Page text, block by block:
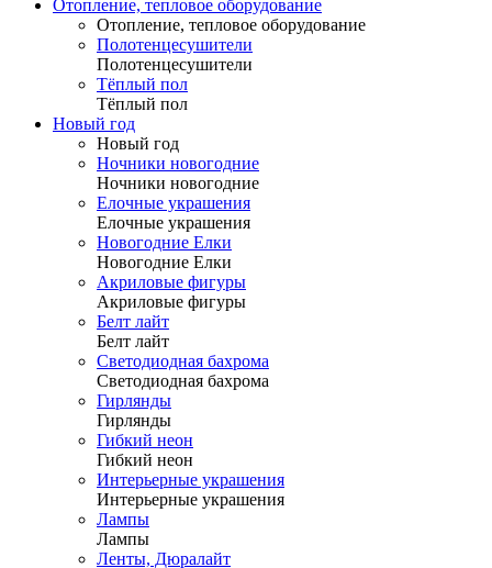
Отопление, тепловое оборудование
Отопление, тепловое оборудование
Полотенцесушители
Полотенцесушители
Тёплый пол
Тёплый пол
Новый год
Новый год
Ночники новогодние
Ночники новогодние
Елочные украшения
Елочные украшения
Новогодние Елки
Новогодние Елки
Акриловые фигуры
Акриловые фигуры
Белт лайт
Белт лайт
Светодиодная бахрома
Светодиодная бахрома
Гирлянды
Гирлянды
Гибкий неон
Гибкий неон
Интерьерные украшения
Интерьерные украшения
Лампы
Лампы
Ленты, Дюралайт